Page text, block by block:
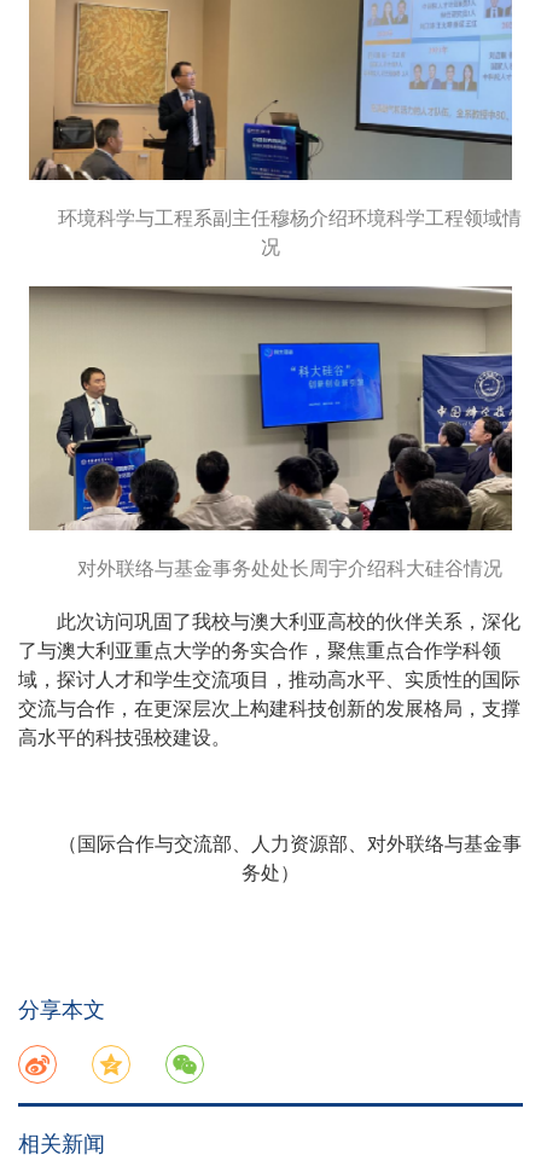
环境科学与工程系副主任穆杨介绍环境科学工程领域情
况
对外联络与基金事务处处长周宇介绍科大硅谷情况
此次访问巩固了我校与澳大利亚高校的伙伴关系，深化
了与澳大利亚重点大学的务实合作，聚焦重点合作学科领
域，探讨人才和学生交流项目，推动高水平、实质性的国际
交流与合作，在更深层次上构建科技创新的发展格局，支撑
高水平的科技强校建设。
（国际合作与交流部、人力资源部、对外联络与基金事
务处）
分享本文
相关新闻